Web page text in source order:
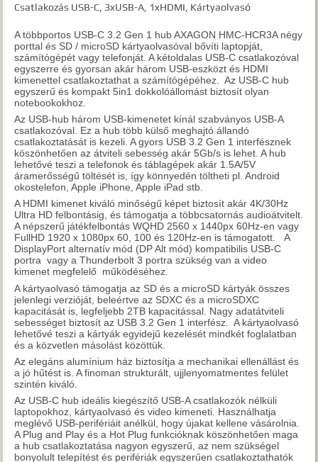
Csatlakozás USB-C, 3xUSB-A, 1xHDMI, Kártyaolvasó
A többportos USB-C 3.2 Gen 1 hub AXAGON HMC-HCR3A négy
porttal és SD / microSD kártyaolvasóval bővíti laptopját,
számítógépét vagy telefonját. A kétoldalas USB-C csatlakozóval
egyszerre és gyorsan akár három USB-eszközt és HDMI
kimenettel csatlakoztathat a számítógépéhez. Az USB-C hub
egyszerű és kompakt 5in1 dokkolóállomást biztosít olyan
notebookokhoz.
Az USB-hub három USB-kimenetet kínál szabványos USB-A
csatlakozóval. Ez a hub több külső meghajtó állandó
csatlakoztatását is kezeli. A gyors USB 3.2 Gen 1 interfésznek
köszönhetően az átviteli sebesség akár 5Gb/s is lehet. A hub
lehetővé teszi a telefonok és táblagépek akár 1.5A/5V
áramerősségű töltését is, így könnyedén töltheti pl. Android
okostelefon, Apple iPhone, Apple iPad stb.
A HDMI kimenet kiváló minőségű képet biztosít akár 4K/30Hz
Ultra HD felbontásig, és támogatja a többcsatornás audioátvitelt.
A népszerű játékfelbontás WQHD 2560 x 1440px 60Hz-en vagy
FullHD 1920 x 1080px 60, 100 és 120Hz-en is támogatott. A
DisplayPort alternatív mód (DP Alt mód) kompatibilis USB-C
portra vagy a Thunderbolt 3 portra szükség van a video
kimenet megfelelő működéséhez.
A kártyaolvasó támogatja az SD és a microSD kártyák összes
jelenlegi verzióját, beleértve az SDXC és a microSDXC
kapacitását is, legfeljebb 2TB kapacitással. Nagy adatátviteli
sebességet biztosít az USB 3.2 Gen 1 interfész. A kártyaolvasó
lehetővé teszi a kártyák egyidejű kezelését mindkét foglalatban
és a közvetlen másolást közöttük.
Az elegáns alumínium ház biztosítja a mechanikai ellenállást és
a jó hűtést is. A finoman strukturált, ujjlenyomatmentes felület
szintén kiváló.
Az USB-C hub ideális kiegészítő USB-A csatlakozók nélküli
laptopokhoz, kártyaolvasó és video kimeneti. Használhatja
meglévő USB-perifériáit anélkül, hogy újakat kellene vásárolnia.
A Plug and Play és a Hot Plug funkcióknak köszönhetően maga
a hub csatlakoztatása nagyon egyszerű, az nem szükségel
bonyolult telepítést és perifériák egyszerűen csatlakoztathatók